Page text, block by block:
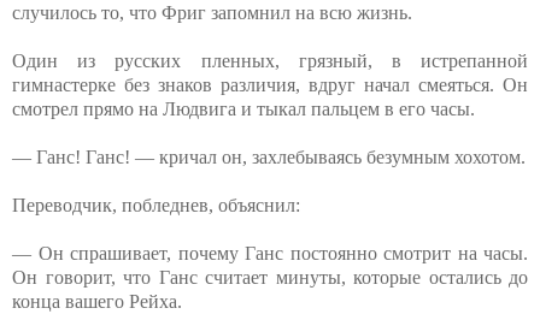
случилось то, что Фриг запомнил на всю жизнь.
Один из русских пленных, грязный, в истрепанной
гимнастерке без знаков различия, вдруг начал смеяться. Он
смотрел прямо на Людвига и тыкал пальцем в его часы.
— Ганс! Ганс! — кричал он, захлебываясь безумным хохотом.
Переводчик, побледнев, объяснил:
— Он спрашивает, почему Ганс постоянно смотрит на часы.
Он говорит, что Ганс считает минуты, которые остались до
конца вашего Рейха.